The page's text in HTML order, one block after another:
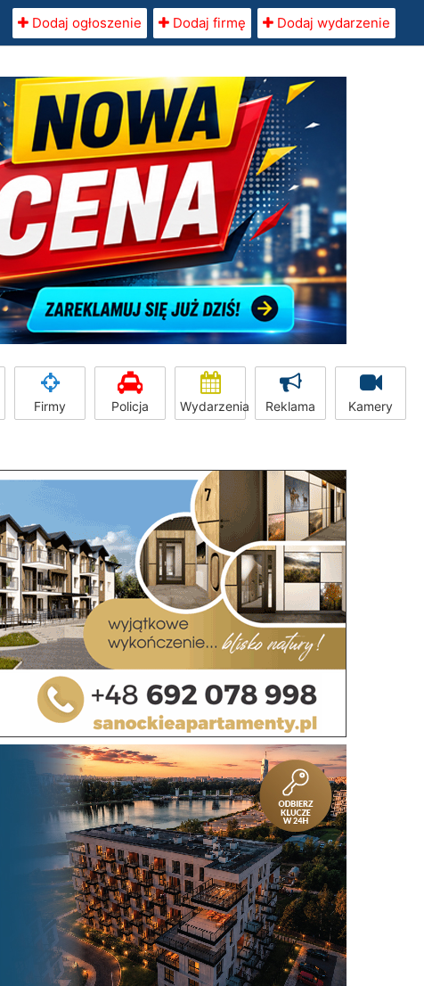
Dodaj ogłoszenie Dodaj firmę Dodaj wydarzenie
Firmy Policja Wydarzenia Reklama Kamery